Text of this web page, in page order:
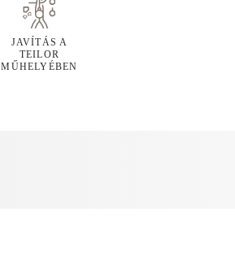
JAVÍTÁS A
TEILOR
MŰHELYÉBEN